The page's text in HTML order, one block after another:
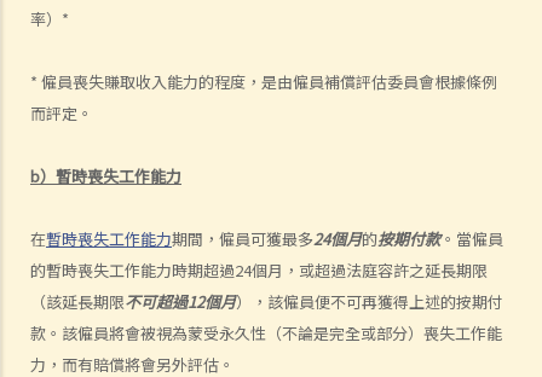
率）*
* 僱員喪失賺取收入能力的程度，是由僱員補償評估委員會根據條例
而評定。
b）暫時喪失工作能力
在暫時喪失工作能力期間，僱員可獲最多24個月的按期付款。當僱員
的暫時喪失工作能力時期超過24個月，或超過法庭容許之延長期限
（該延長期限不可超過12個月），該僱員便不可再獲得上述的按期付
款。該僱員將會被視為蒙受永久性（不論是完全或部分）喪失工作能
力，而有賠償將會另外評估。
C. 終止僱傭關係及所需之補償
1. 推定終止僱傭合約
1. 終止固定期限合約
2. 發出通知終止合約
2. 違例及刑罰
3. 代通知金
6. 暫停僱用
9. 不當地終止合約
1. 不合理解僱